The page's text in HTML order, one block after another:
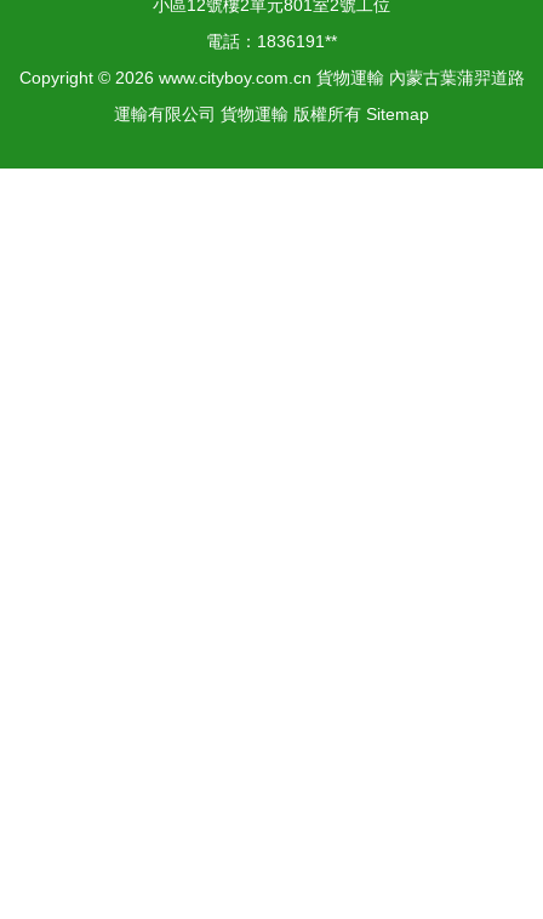
小區12號樓2單元801室2號工位
電話：1836191**
Copyright © 2026 www.cityboy.com.cn 貨物運輸 內蒙古葉蒲羿道路
運輸有限公司 貨物運輸 版權所有 Sitemap